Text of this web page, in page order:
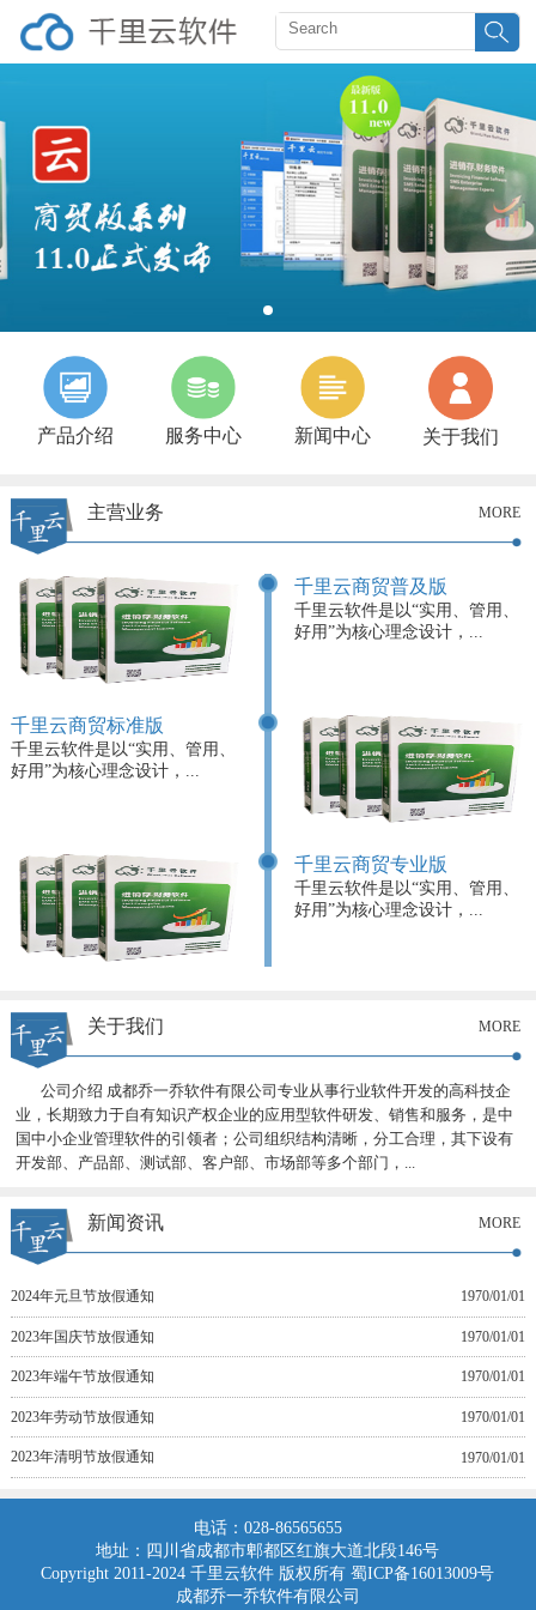
产品介绍 服务中心 新闻中心 关于我们
主营业务 MORE
千里云商贸普及版
千里云软件是以“实用、管用、
好用”为核心理念设计，...
千里云商贸标准版
千里云软件是以“实用、管用、
好用”为核心理念设计，...
千里云商贸专业版
千里云软件是以“实用、管用、
好用”为核心理念设计，...
关于我们 MORE
公司介绍 成都乔一乔软件有限公司专业从事行业软件开发的高科技企
业，长期致力于自有知识产权企业的应用型软件研发、销售和服务，是中
国中小企业管理软件的引领者；公司组织结构清晰，分工合理，其下设有
开发部、产品部、测试部、客户部、市场部等多个部门，...
新闻资讯 MORE
1970/01/01
2024年元旦节放假通知
1970/01/01
2023年国庆节放假通知
1970/01/01
2023年端午节放假通知
1970/01/01
2023年劳动节放假通知
1970/01/01
2023年清明节放假通知
电话：028-86565655
地址：四川省成都市郫都区红旗大道北段146号
Copyright 2011-2024 千里云软件 版权所有 蜀ICP备16013009号
成都乔一乔软件有限公司